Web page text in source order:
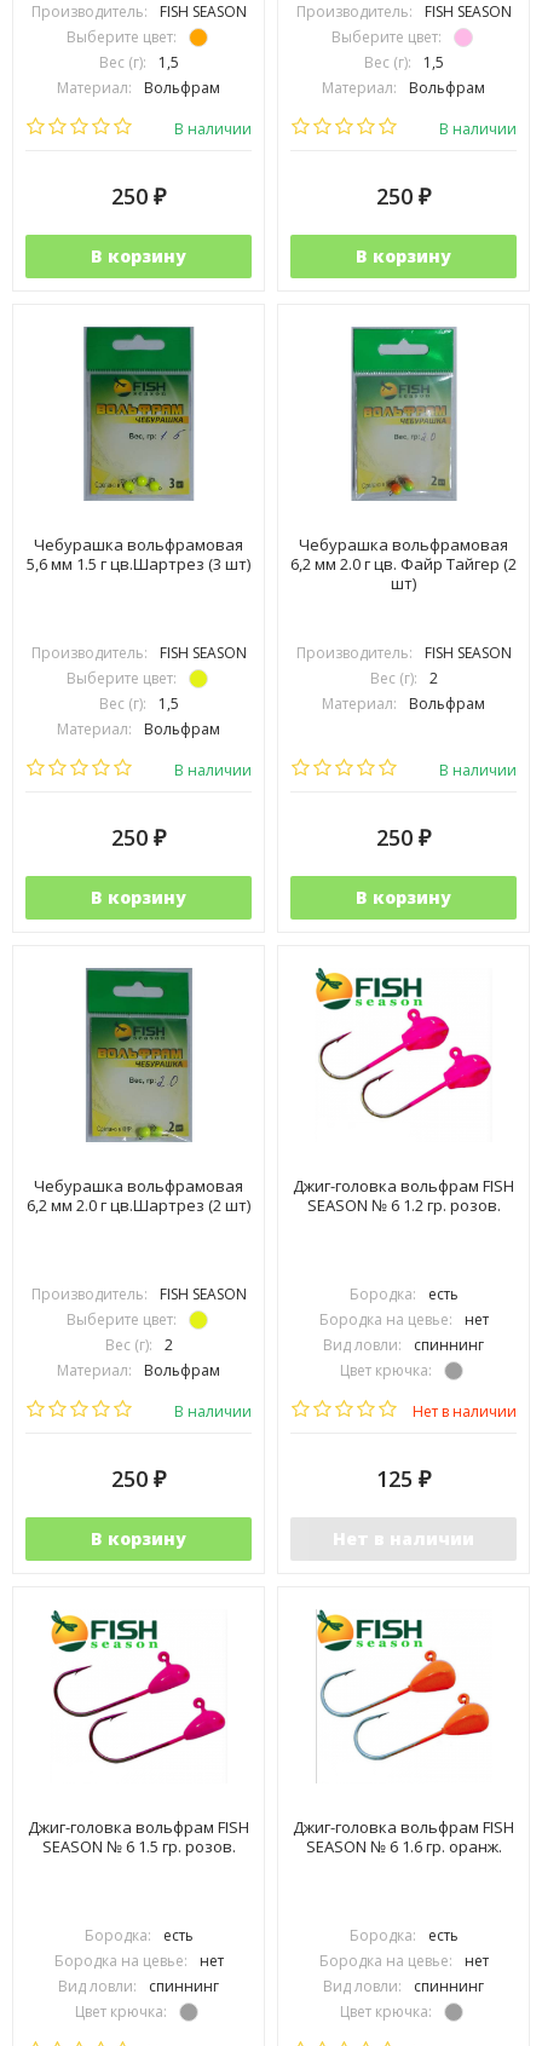
Производитель:
FISH SEASON
Выберите цвет:
Вес (г):
1,5
Материал:
Вольфрам
В наличии
250 ₽
В корзину
Производитель:
FISH SEASON
Выберите цвет:
Вес (г):
1,5
Материал:
Вольфрам
В наличии
250 ₽
В корзину
Чебурашка вольфрамовая
5,6 мм 1.5 г цв.Шартрез (3 шт)
Производитель:
FISH SEASON
Выберите цвет:
Вес (г):
1,5
Материал:
Вольфрам
В наличии
250 ₽
В корзину
Чебурашка вольфрамовая
6,2 мм 2.0 г цв. Файр Тайгер (2
шт)
Производитель:
FISH SEASON
Вес (г):
2
Материал:
Вольфрам
В наличии
250 ₽
В корзину
Чебурашка вольфрамовая
6,2 мм 2.0 г цв.Шартрез (2 шт)
Производитель:
FISH SEASON
Выберите цвет:
Вес (г):
2
Материал:
Вольфрам
В наличии
250 ₽
В корзину
Джиг-головка вольфрам FISH
SEASON № 6 1.2 гр. розов.
Бородка:
есть
Бородка на цевье:
нет
Вид ловли:
спиннинг
Цвет крючка:
Размер крючка:
Нет в наличии
125 ₽
Нет в наличии
Джиг-головка вольфрам FISH
SEASON № 6 1.5 гр. розов.
Бородка:
есть
Бородка на цевье:
нет
Вид ловли:
спиннинг
Цвет крючка:
Тип крючка:
Джиг-головка вольфрам FISH
SEASON № 6 1.6 гр. оранж.
Бородка:
есть
Бородка на цевье:
нет
Вид ловли:
спиннинг
Цвет крючка:
Тип крючка: